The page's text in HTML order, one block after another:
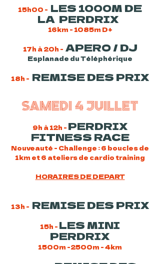
15h00 - LES 1000M DE
LA PERDRIX
16km - 1085m D+
17h à 20h - APERO / DJ
Esplanade du Téléphérique
18h - REMISE DES PRIX
SAMEDI 4 JUILLET
9h à 12h - PERDRIX
FITNESS RACE
Nouveauté - Challenge : 6 boucles de
1km et 6 ateliers de cardio training
HORAIRES DE DEPART
13h - REMISE DES PRIX
15h - LES MINI
PERDRIX
1500m -2500m - 4km